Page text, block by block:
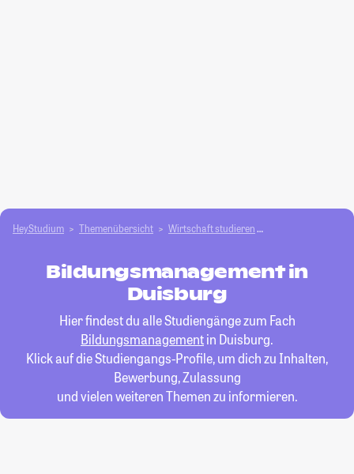
HeyStudium Themenübersicht Wirtschaft studieren
Bildungsmanagement in
Duisburg
Hier findest du alle Studiengänge zum Fach
Bildungsmanagementin Duisburg.
Klick auf die Studiengangs-Profile, um dich zu Inhalten,
Bewerbung, Zulassung
und vielen weiteren Themen zu informieren.